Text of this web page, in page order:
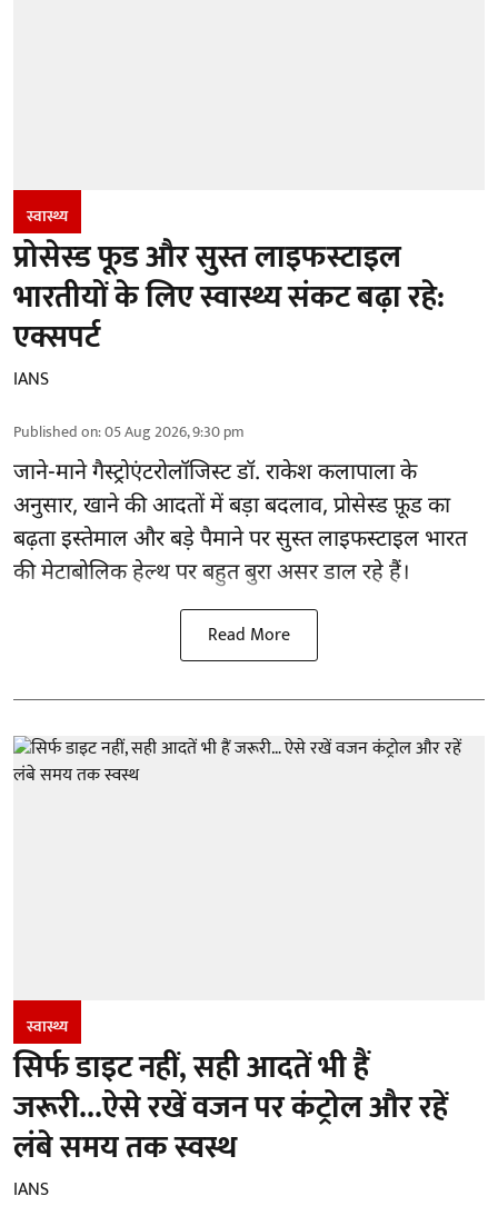
स्वास्थ्य
प्रोसेस्ड फूड और सुस्त लाइफस्टाइल
भारतीयों के लिए स्वास्थ्य संकट बढ़ा रहे:
एक्सपर्ट
IANS
Published on:05 Aug 2026, 9:30 pm
जाने-माने गैस्ट्रोएंटरोलॉजिस्ट डॉ. राकेश कलापाला के
अनुसार, खाने की आदतोंमें बड़ा बदलाव, प्रोसेस्ड फ़ूड का
बढ़ता इस्तेमाल और बड़े पैमाने पर सुस्त लाइफस्टाइल भारत
की मेटाबोलिक हेल्थ पर बहुत बुरा असर डाल रहे हैं।
Read More
स्वास्थ्य
सिर्फ डाइट नहीं, सही आदतें भी हैं
जरूरी...ऐसे रखें वजन पर कंट्रोल और रहें
लंबे समय तक स्वस्थ
IANS